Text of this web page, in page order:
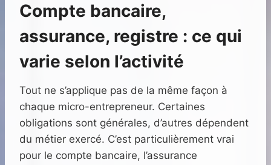
Compte bancaire,
assurance, registre : ce qui
varie selon l’activité
Tout ne s’applique pas de la même façon à
chaque micro-entrepreneur. Certaines
obligations sont générales, d’autres dépendent
du métier exercé. C’est particulièrement vrai
pour le compte bancaire, l’assurance